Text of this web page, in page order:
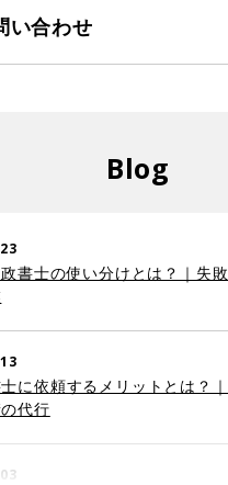
い合わせ
Blog
書士の使い分けとは？｜失
に依頼するメリットとは？
代行